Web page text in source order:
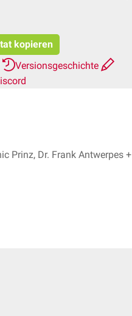
kopieren
Versionsgeschichte
Prinz, Dr. Frank Antwerpes +